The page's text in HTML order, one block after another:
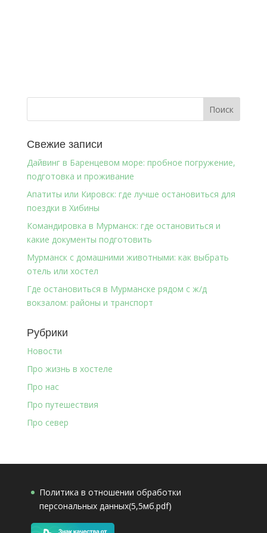
Свежие записи
Дайвинг в Баренцевом море: пробное погружение,
подготовка и проживание
Апатиты или Кировск: где лучше остановиться для
поездки в Хибины
Командировка в Мурманск: где остановиться и
какие документы подготовить
Мурманск с домашними животными: как выбрать
отель или хостел
Где остановиться в Мурманске рядом с ж/д
вокзалом: районы и транспорт
Рубрики
Новости
Про жизнь в хостеле
Про нас
Про путешествия
Про север
Политика в отношении обработки
персональных данных(5,5мб.pdf)